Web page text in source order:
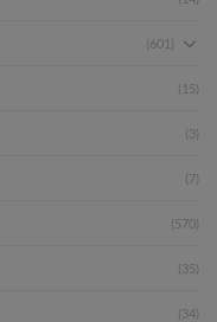
(601)
(15)
(3)
(7)
(570)
(35)
(34)